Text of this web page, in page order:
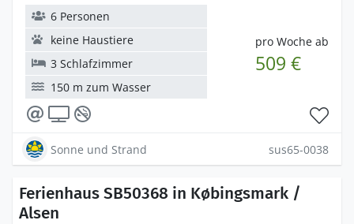
pro Woche ab
509 €
6 Personen
keine Haustiere
3 Schlafzimmer
150 m zum Wasser
Sonne und Strand sus65-0038
Ferienhaus SB50368 in Købingsmark /
Alsen